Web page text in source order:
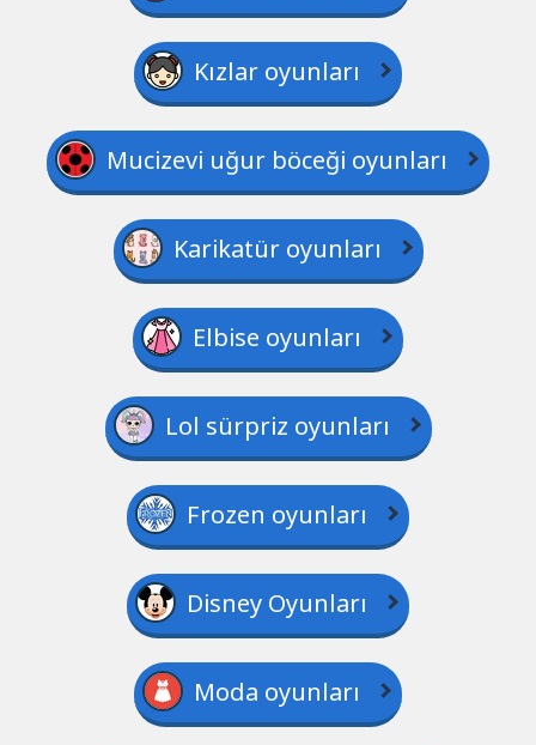
Kızlar oyunları
Mucizevi uğur böceği oyunları
Karikatür oyunları
Elbise oyunları
Lol sürpriz oyunları
Frozen oyunları
Disney Oyunları
Moda oyunları